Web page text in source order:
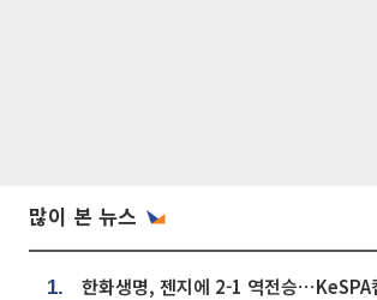
많이 본 뉴스
1.